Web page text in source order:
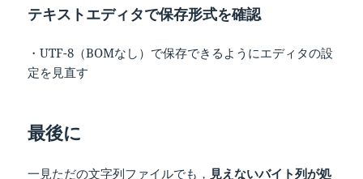
テキストエディタで保存形式を確認
・UTF-8（BOMなし）で保存できるようにエディタの設
定を見直す
最後に
一見ただの文字列ファイルでも， 見えないバイト列が処